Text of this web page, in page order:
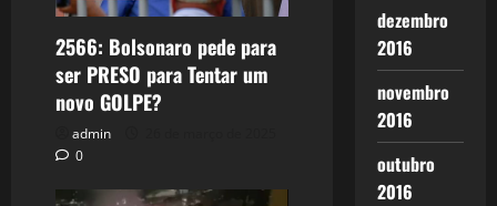
2566: Bolsonaro pede para
ser PRESO para Tentar um
novo GOLPE?
admin
0
dezembro
2016
novembro
2016
outubro
2016